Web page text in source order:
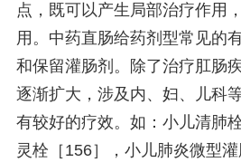
点，既可以产生局部治疗作用
用。中药直肠给药剂型常见的
和保留灌肠剂。除了治疗肛肠
逐渐扩大，涉及内、妇、儿科
有较好的疗效。如：小儿清肺
灵栓［156］，小儿肺炎微型